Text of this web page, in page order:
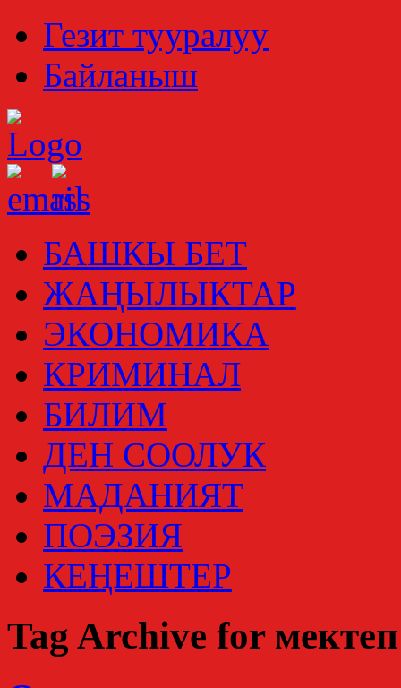
Гезит тууралуу
Байланыш
БАШКЫ БЕТ
ЖАҢЫЛЫКТАР
ЭКОНОМИКА
КРИМИНАЛ
БИЛИМ
ДЕН СООЛУК
МАДАНИЯТ
ПОЭЗИЯ
КЕҢЕШТЕР
Tag Archive for мектеп